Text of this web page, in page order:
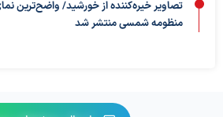
تصاویر خیره‌کننده از خورشید/ واضح‌ترین
منظومه شمسی منتشر شد